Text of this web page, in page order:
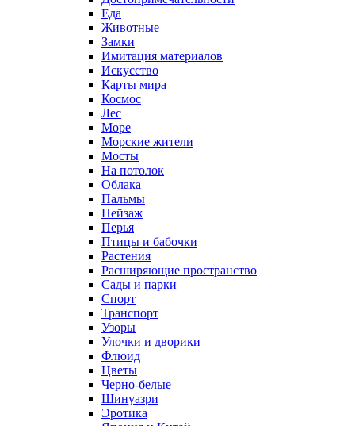
Еда
Животные
Замки
Имитация материалов
Искусство
Карты мира
Космос
Лес
Море
Морские жители
Мосты
На потолок
Облака
Пальмы
Пейзаж
Перья
Птицы и бабочки
Растения
Расширяющие пространство
Сады и парки
Спорт
Транспорт
Узоры
Улочки и дворики
Флюид
Цветы
Черно-белые
Шинуазри
Эротика